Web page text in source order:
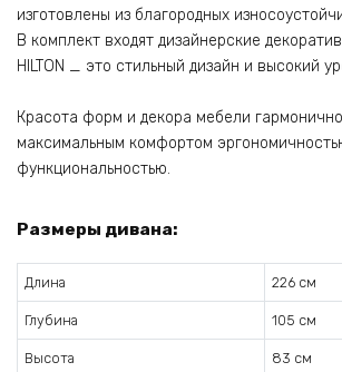
изготовлены из благородных
В комплект входят дизайнерские
HILTON _ это стильный дизайн и высокий
Красота форм и декора мебели
максимальным комфортом
функциональностью.
Размеры дивана:
Длина 226 см
Глубина 105 см
Высота 83 см